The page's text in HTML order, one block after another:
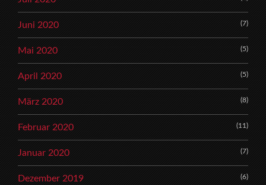
Juni 2020 (7)
Mai 2020 (5)
April 2020 (5)
März 2020 (8)
Februar 2020 (11)
Januar 2020 (7)
Dezember 2019 (6)